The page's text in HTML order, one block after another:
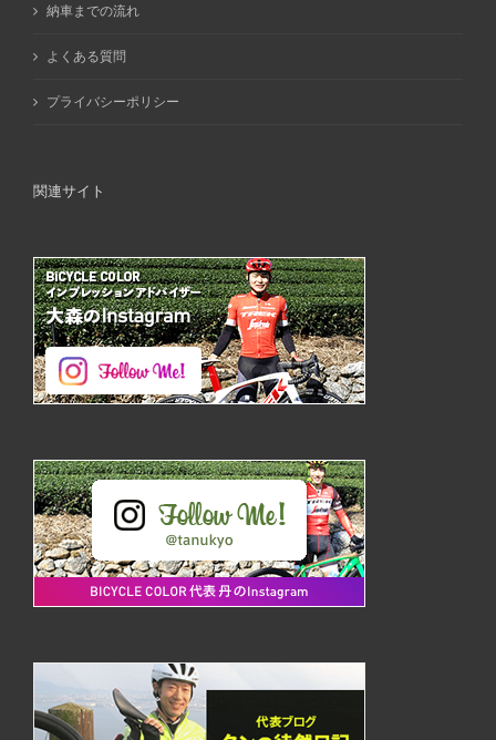
納車までの流れ
よくある質問
プライバシーポリシー
関連サイト